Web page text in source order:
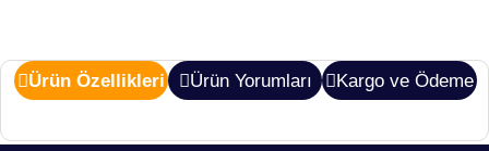
Ürün Özellikleri Ürün Yorumları Kargo ve Ödeme